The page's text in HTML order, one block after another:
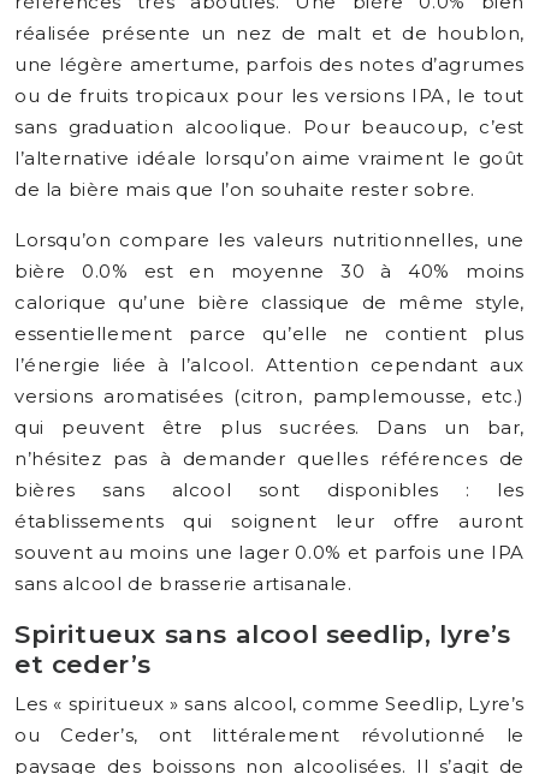
réalisée présente un nez de malt et de houblon,
une légère amertume, parfois des notes d’agrumes
ou de fruits tropicaux pour les versions IPA, le tout
sans graduation alcoolique. Pour beaucoup, c’est
l’alternative idéale lorsqu’on aime vraiment le goût
de la bière mais que l’on souhaite rester sobre.
Lorsqu’on compare les valeurs nutritionnelles, une
bière 0.0% est en moyenne 30 à 40% moins
calorique qu’une bière classique de même style,
essentiellement parce qu’elle ne contient plus
l’énergie liée à l’alcool. Attention cependant aux
versions aromatisées (citron, pamplemousse, etc.)
qui peuvent être plus sucrées. Dans un bar,
n’hésitez pas à demander quelles références de
bières sans alcool sont disponibles : les
établissements qui soignent leur offre auront
souvent au moins une lager 0.0% et parfois une IPA
sans alcool de brasserie artisanale.
Spiritueux sans alcool seedlip, lyre’s
et ceder’s
Les « spiritueux » sans alcool, comme Seedlip, Lyre’s
ou Ceder’s, ont littéralement révolutionné le
paysage des boissons non alcoolisées. Il s’agit de